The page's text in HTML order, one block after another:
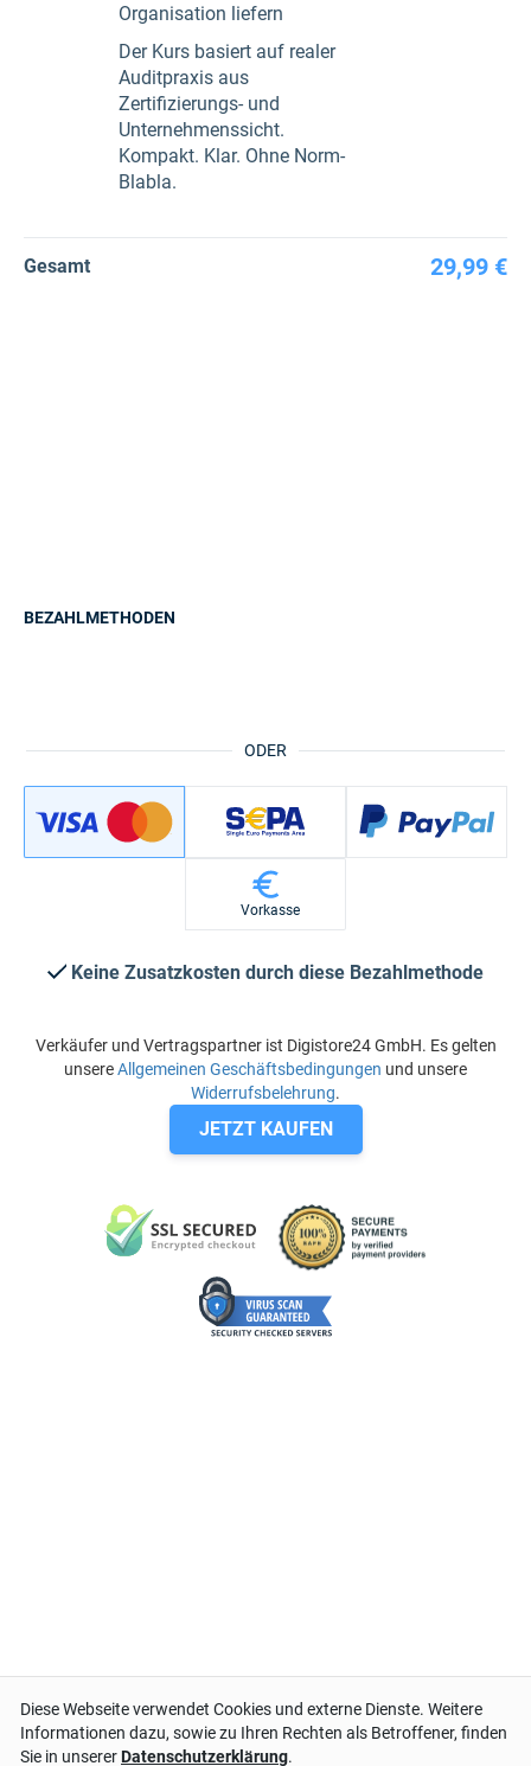
Organisation liefern
Der Kurs basiert auf realer
Auditpraxis aus
Zertifizierungs- und
Unternehmenssicht.
Kompakt. Klar. Ohne Norm-
Blabla.
Gesamt 29,99 €
ODER
BEZAHLMETHODEN
Vorkasse
Keine Zusatzkosten durch diese Bezahlmethode
Verkäufer und Vertragspartner ist Digistore24 GmbH. Es gelten
unsereAllgemeinen Geschäftsbedingungen und unsere
Widerrufsbelehrung.
JETZT KAUFEN